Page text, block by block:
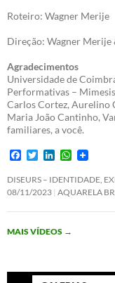
Roteiro: Wagner Merije
Direção: Wagner Merije
Agradecimentos
Universidade de
Performativas –
Carlos Cortez, Aurelino
Maria João Cantinho,
familiares, a você.
F
c
e
o
k
T
i
t
e
n
k
d
n
W
a
t
A
DISEURS – IDENTIDADE,
08/11/2023 AQUARELA
MAIS VÍDEOS →